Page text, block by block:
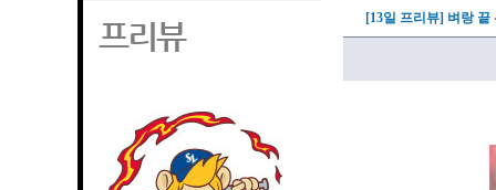
프리뷰 [13일 프리뷰] 벼랑